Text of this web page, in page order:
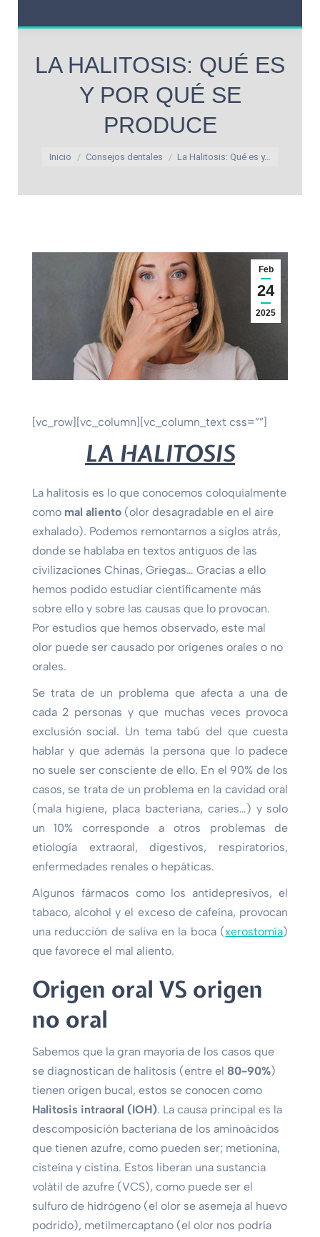
LA HALITOSIS: QUÉ ES
Y POR QUÉ SE
PRODUCE
Inicio Consejos dentales La Halitosis: Qué es y…
Feb
24
2025
[vc_row][vc_column][vc_column_text css=””]
LA HALITOSIS
La halitosis es lo que conocemos coloquialmente
como mal aliento(olor desagradable en el aire
exhalado). Podemos remontarnos a siglos atrás,
donde se hablaba en textos antiguos de las
civilizaciones Chinas, Griegas… Gracias a ello
hemos podido estudiar científicamente más
sobre ello y sobre las causas que lo provocan.
Por estudios que hemos observado, este mal
olor puede ser causado por orígenes orales o no
orales.
Se trata de un problema que afecta a una de
cada 2 personas y que muchas veces provoca
exclusión social. Un tema tabú del que cuesta
hablar y que además la persona que lo padece
no suele ser consciente de ello. En el 90% de los
casos, se trata de un problema en la cavidad oral
(mala higiene, placa bacteriana, caries…) y solo
un 10% corresponde a otros problemas de
etiología extraoral, digestivos, respiratorios,
enfermedades renales o hepáticas.
Algunos fármacos como los antidepresivos, el
tabaco, alcohol y el exceso de cafeína, provocan
una reducción de saliva en la boca (xerostomía)
que favorece el mal aliento.
Origen oral VS origen
no oral
Sabemos que la gran mayoría de los casos que
se diagnostican de halitosis (entre el 80-90%)
tienen origen bucal, estos se conocen como
Halitosis intraoral (IOH). La causa principal es la
descomposición bacteriana de los aminoácidos
que tienen azufre, como pueden ser; metionina,
cisteína y cistina. Estos liberan una sustancia
volátil de azufre (VCS), como puede ser el
sulfuro de hidrógeno (el olor se asemeja al huevo
podrido), metilmercaptano (el olor nos podría